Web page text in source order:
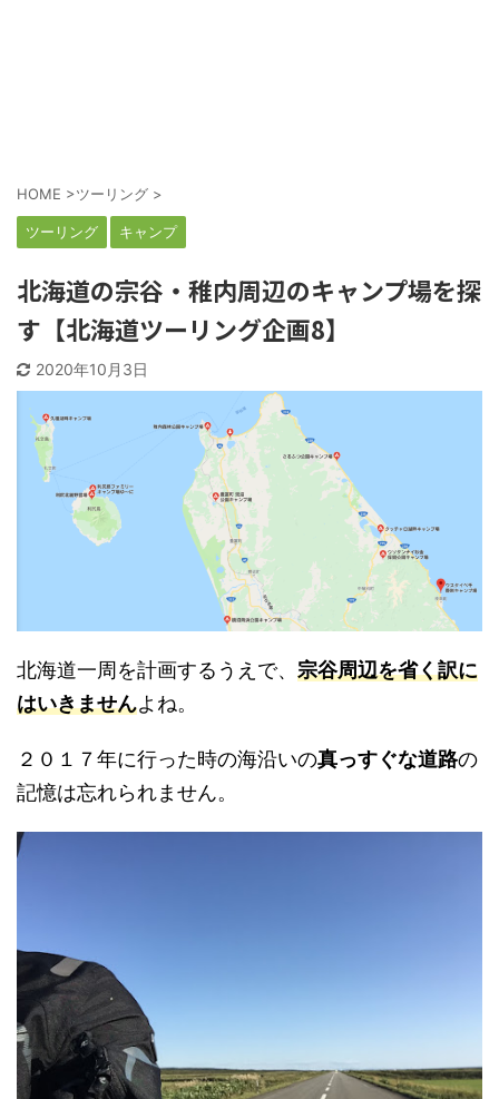
HOME >ツーリング >
ツーリング キャンプ
北海道の宗谷・稚内周辺のキャンプ場を探
す【北海道ツーリング企画8】
2020年10月3日
北海道一周を計画するうえで、 宗谷周辺を省く訳に
はいきませんよね。
２０１７年に行った時の海沿いの真っすぐな道路の
記憶は忘れられません。